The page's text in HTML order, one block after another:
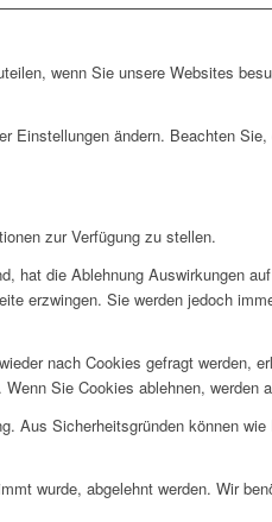
wenn Sie unsere Websites
ändern. Beachten
zur Verfügung zu stellen.
die Ablehnung Auswirkungen
erzwingen. Sie werden jedoch
nach Cookies gefragt werden,
Sie Cookies ablehnen, werden
Sicherheitsgründen können
wurde, abgelehnt werden. Wir